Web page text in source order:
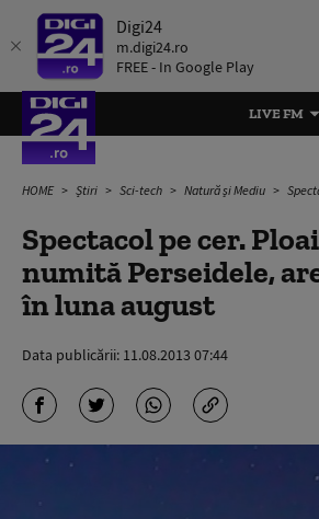
Digi24
m.digi24.ro
FREE - In Google Play
LIVE FM
HOME Știri Sci-tech Natură și Mediu Spectacol pe
Spectacol pe cer.
numită Perseidele,
în luna august
Data publicării: 11.08.2013 07:44